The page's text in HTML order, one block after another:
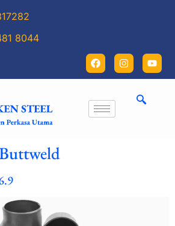
8044